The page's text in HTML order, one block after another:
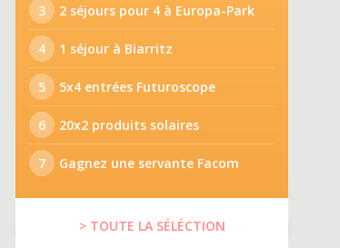
3 2 séjours pour 4 à Europa-Park
4 1 séjour à Biarritz
5 5x4 entrées Futuroscope
6 20x2 produits solaires
7 Gagnez une servante Facom
> TOUTE LA SÉLÉCTION